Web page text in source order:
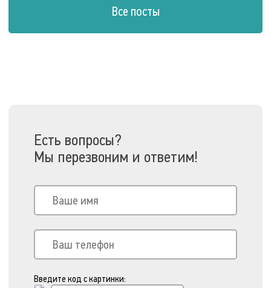
Все посты
Есть вопросы?
Мы перезвоним и ответим!
Введите код с картинки: